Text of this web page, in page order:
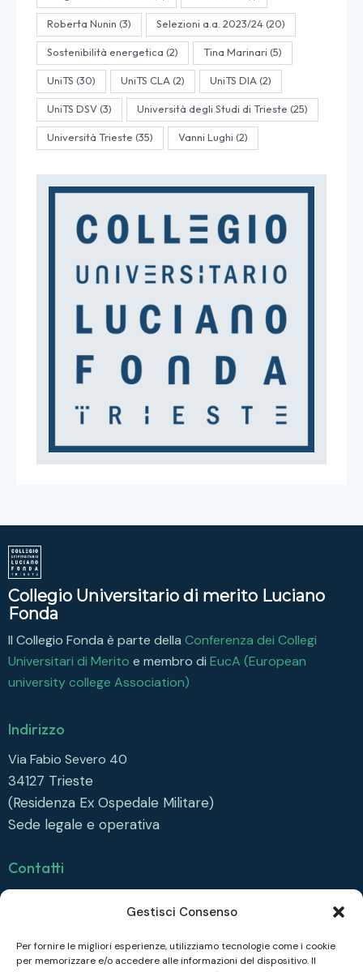
Gestisci Consenso
Per fornire le migliori esperienze, utilizziamo tecnologie come i cookie
per memorizzare e/o accedere alle informazioni del dispositivo. Il
Roberta Nunin (3) Selezioni a.a. 2023/24(20)
Sostenibilità energetica (2) Tina Marinari (5)
UniTS (30) UniTS CLA(2) UniTS DIA(2)
UniTS DSV(3) Università degli Studi di Trieste (25)
Università Trieste (35) Vanni Lughi (2)
Collegio Universitario di merito Luciano
Fonda
Il Collegio Fonda è parte della Conferenza dei Collegi
Universitari di Merito e membro di EucA (European
university college Association)
Indirizzo
Via Fabio Severo 40
34127 Trieste
(Residenza Ex Ospedale Militare)
Sede legale e operativa
Contatti